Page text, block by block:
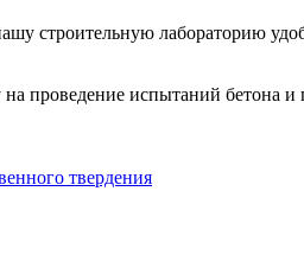
строительную лабораторию
проведение испытаний бетона
твердения